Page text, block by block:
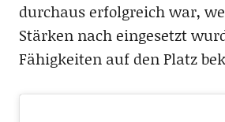
durchaus erfolgreich war,
Stärken nach eingesetzt
Fähigkeiten auf den Platz